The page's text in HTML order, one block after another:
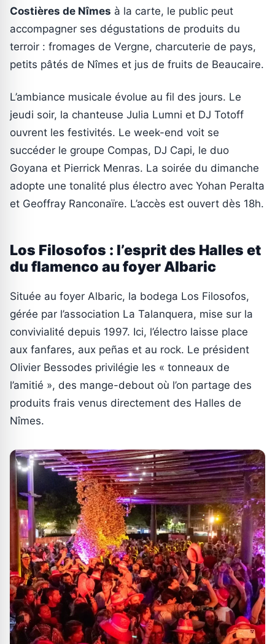
Costières de Nîmes à la carte, le public peut
accompagner ses dégustations de produits du
terroir : fromages de Vergne, charcuterie de pays,
petits pâtés de Nîmes et jus de fruits de Beaucaire.
L’ambiance musicale évolue au fil des jours. Le
jeudi soir, la chanteuse Julia Lumni et DJ Totoff
ouvrent les festivités. Le week-end voit se
succéder le groupe Compas, DJ Capi, le duo
Goyana et Pierrick Menras. La soirée du dimanche
adopte une tonalité plus électro avec Yohan Peralta
et Geoffray Ranconaïre. L’accès est ouvert dès 18h.
Los Filosofos : l’esprit des Halles et
du flamenco au foyer Albaric
Située au foyer Albaric, la bodega Los Filosofos,
gérée par l’association La Talanquera, mise sur la
convivialité depuis 1997. Ici, l’électro laisse place
aux fanfares, aux peñas et au rock. Le président
Olivier Bessodes privilégie les « tonneaux de
l’amitié », des mange-debout où l’on partage des
produits frais venus directement des Halles de
Nîmes.